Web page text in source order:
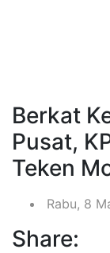
Berkat
Pusat,
Teken
Rabu, 8
Share: